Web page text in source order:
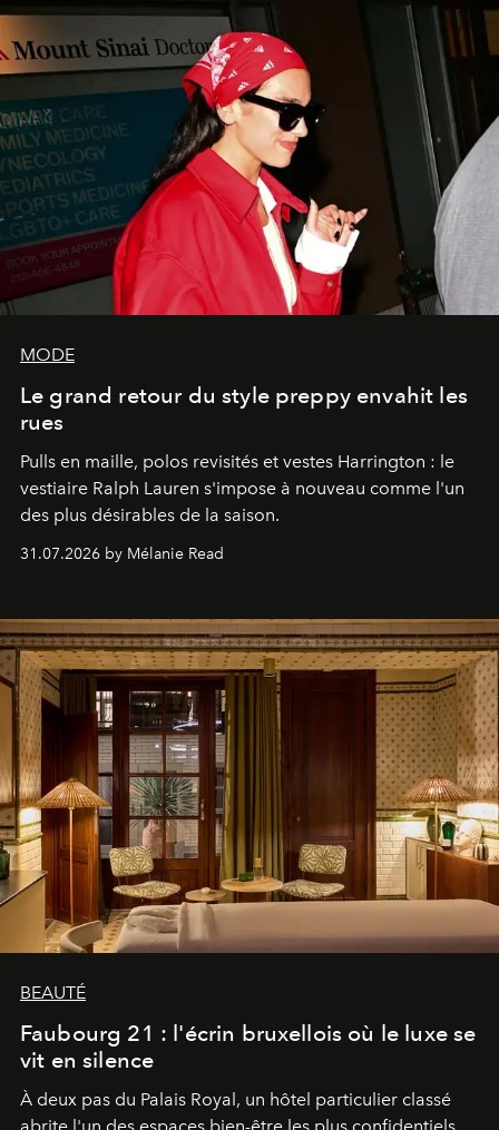
MODE
Le grand retour du style preppy envahit les
rues
Pulls en maille, polos revisités et vestes Harrington : le
vestiaire Ralph Lauren s'impose à nouveau comme l'un
des plus désirables de la saison.
31.07.2026 by Mélanie Read
BEAUTÉ
Faubourg 21 : l'écrin bruxellois où le luxe se
vit en silence
À deux pas du Palais Royal, un hôtel particulier classé